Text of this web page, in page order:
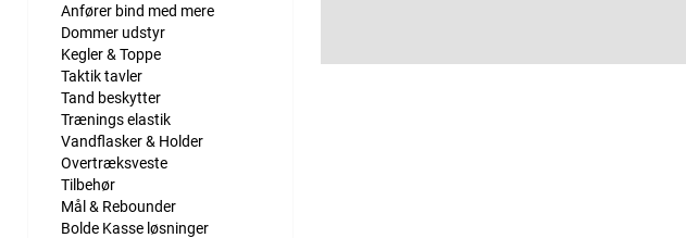
Anfører bind med mere
Dommer udstyr
Kegler & Toppe
Taktik tavler
Tand beskytter
Trænings elastik
Vandflasker & Holder
Overtræksveste
Tilbehør
Mål & Rebounder
Bolde Kasse løsninger